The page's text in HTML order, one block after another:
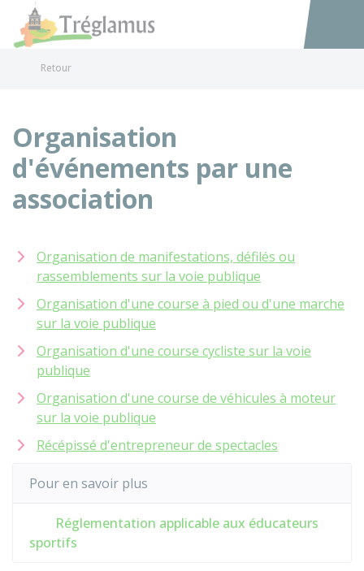
Accéder
Retour
Organisation
d'événements par une
association
Organisation de manifestations, défilés ou
rassemblements sur la voie publique
Organisation d'une course à pied ou d'une marche
sur la voie publique
Organisation d'une course cycliste sur la voie
publique
Organisation d'une course de véhicules à moteur
sur la voie publique
Récépissé d'entrepreneur de spectacles
Pour en savoir plus
Réglementation applicable aux éducateurs
sportifs